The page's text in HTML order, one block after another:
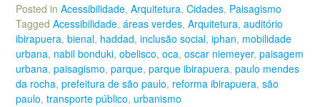
Posted in Acessibilidade, Arquitetura, Cidades, Paisagismo
Tagged Acessibilidade, áreas verdes, Arquitetura, auditório
ibirapuera, bienal, haddad, inclusão social, iphan, mobilidade
urbana, nabil bonduki, obelisco, oca, oscar niemeyer, paisagem
urbana, paisagismo, parque, parque ibirapuera, paulo mendes
da rocha, prefeitura de são paulo, reforma ibirapuera, são
paulo, transporte público, urbanismo